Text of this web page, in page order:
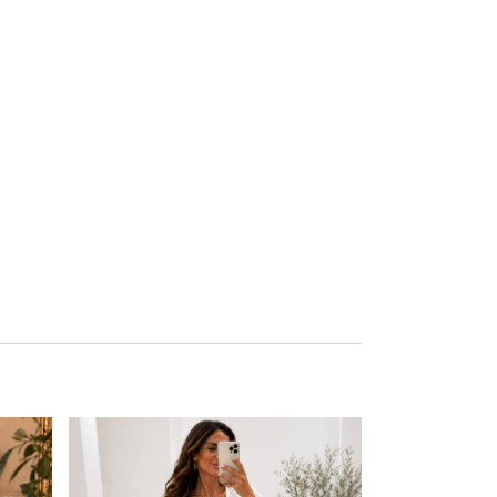
Este producto tiene múltiples variantes. Las opciones se pueden elegir en la página de producto